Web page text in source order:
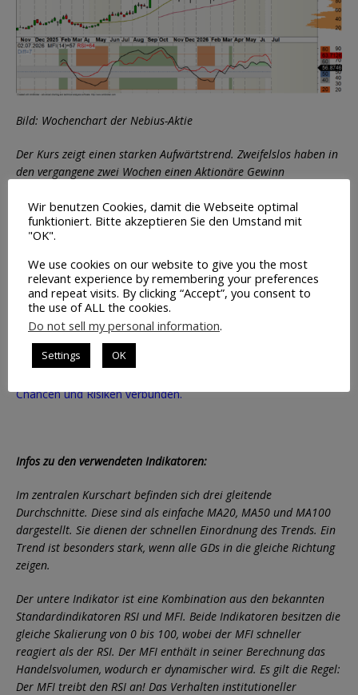
Bild: Wochenchart der Nebius-Aktie
Der Kurs zeigt einen starken Aufwärtstrend. Zweifelslos haben in
den vergangene zwei Wochen einen Aktionäre Gewinn
2026 stieg die Aktie von 100 auf 300 USD.
Hinweis: Die Analysen dienen ausschließlich zu
Informationszwecken und stellen keine Anlageberatung dar.
Chancen und Risiken verbunden.
Infos zu den verwendeten Indikatoren:
Im zentralen Kurschart befinden sich drei gleitende
Durchschnitte. Diese sind als einfache MA20, MA50 und MA100
dargestellt. Sie dienen der schnellen Einordnung des Trends. Ein
Trend ist besonders stark, wenn alle GDs in die gleiche Richtung
zeigen.
Der untere Indikator ist eine Kombination aus den bekannten
Standardindikatoren RSI und MFI. Beide Indikatoren besitzen die
gleiche Skalierung von 0 bis 100, wobei der MFI schneller
reagiert als der RSI. Der MFI enthält in seiner Berechnung das
Handelsvolumen, wodurch er dynamischer wird. Es gilt die Regel:
Der MFI treibt den RSI an! Das Verhalten institutioneller
Wir benutzen Cookies, damit die Webseite optimal
funktioniert. Bitte akzeptieren Sie den Umstand mit
"OK".
We use cookies on our website to give you the most
relevant experience by remembering your preferences
and repeat visits. By clicking “Accept”, you consent to
the use of ALL the cookies.
Do not sell my personal information.
Settings OK